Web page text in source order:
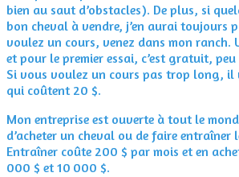
bien au saut d’obstacles). De plus, si
bon cheval à vendre, j’en aurai toujours
voulez un cours, venez dans mon ranch.
et pour le premier essai, c’est gratuit,
Si vous voulez un cours pas trop long, il
qui coûtent 20 $.
Mon entreprise est ouverte à tout le
d’acheter un cheval ou de faire entraîner
Entraîner coûte 200 $ par mois et en
000 $ et 10 000 $.